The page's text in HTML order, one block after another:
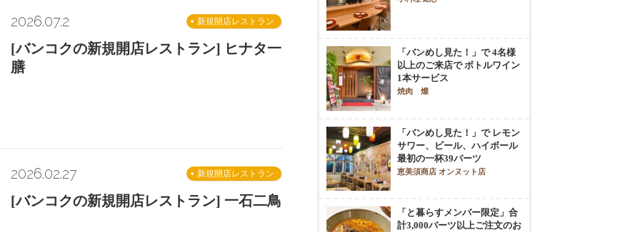
「バンめし見た！」で 4名様
以上のご来店で ボトルワイン
1本サービス
焼肉 燦
「バンめし見た！」で レモン
サワー、ビール、ハイボール
最初の一杯39バーツ
恵美須商店 オンヌット店
「と暮らすメンバー限定」合
計3,000バーツ以上ご注文のお
新規開店レストラン
2026.07.2
[バンコクの新規開店レストラン] ヒナタ一
膳
新規開店レストラン
2026.02.27
[バンコクの新規開店レストラン] 一石二鳥